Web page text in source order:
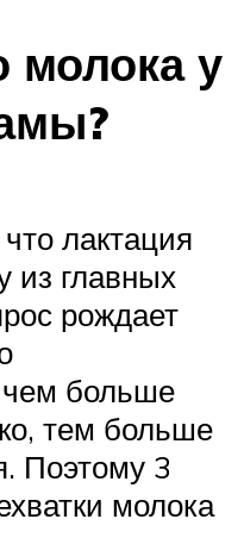
молока у
лактация
из главных
рождает
чем больше
тем больше
Поэтому 3
молока